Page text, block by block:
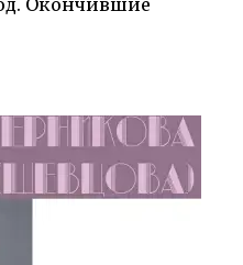
Окончившие